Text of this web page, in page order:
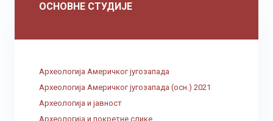
ОСНОВНЕ СТУДИЈЕ
Археологија Америчког југозапада
Археологија Америчког југозапада (осн.) 2021
Археологија и јавност
Археологија и покретне слике